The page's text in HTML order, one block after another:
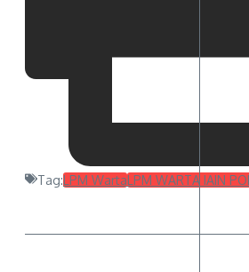
Tag:LPM WartaLPM WARTA IAIN